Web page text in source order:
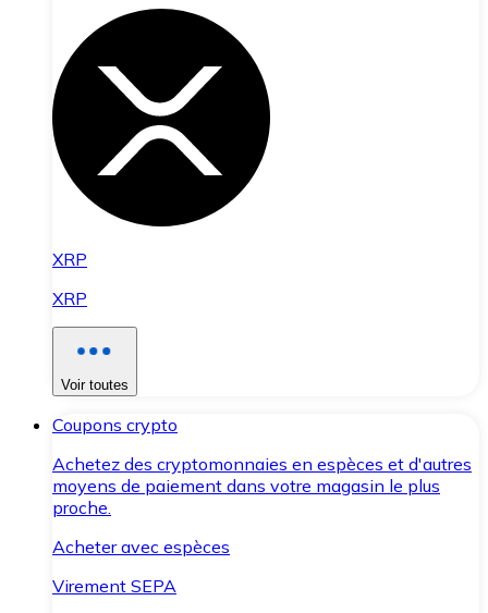
XRP
XRP
Voir toutes
Coupons crypto
Achetez des cryptomonnaies en espèces et d'autres
moyens de paiement dans votre magasin le plus
proche.
Acheter avec espèces
Virement SEPA